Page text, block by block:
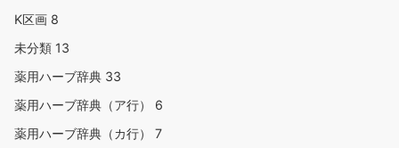
K区画 8
未分類 13
薬用ハーブ辞典 33
薬用ハーブ辞典（ア行） 6
薬用ハーブ辞典（カ行） 7